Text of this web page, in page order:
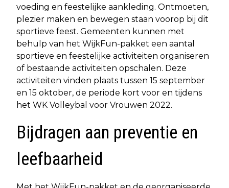
voeding en feestelijke aankleding. Ontmoeten,
plezier maken en bewegen staan voorop bij dit
sportieve feest. Gemeenten kunnen met
behulp van het WijkFun-pakket een aantal
sportieve en feestelijke activiteiten organiseren
of bestaande activiteiten opschalen. Deze
activiteiten vinden plaats tussen 15 september
en 15 oktober, de periode kort voor en tijdens
het WK Volleybal voor Vrouwen 2022.
Bijdragen aan preventie en
leefbaarheid